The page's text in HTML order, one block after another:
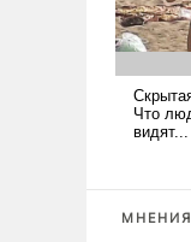
МНЕНИЯ